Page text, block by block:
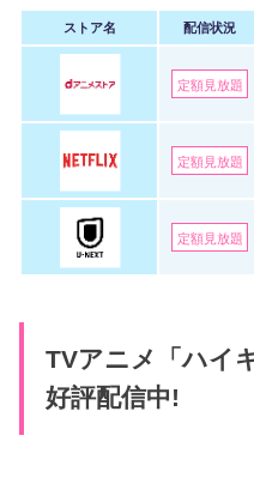
ストア名 配信状況
定額見放題
定額見放題
定額見放題
TVアニメ「ハイ
好評配信中!